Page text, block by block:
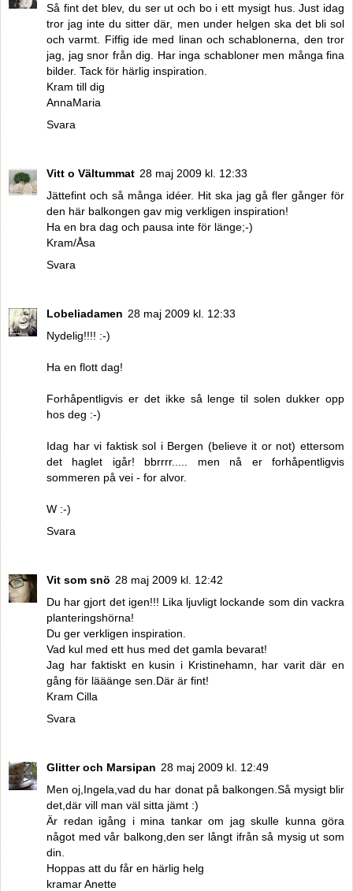
Så fint det blev, du ser ut och bo i ett mysigt hus. Just idag
tror jag inte du sitter där, men under helgen ska det bli sol
och varmt. Fiffig ide med linan och schablonerna, den tror
jag, jag snor från dig. Har inga schabloner men många fina
bilder. Tack för härlig inspiration.
Kram till dig
AnnaMaria
Svara
Vitt o Vältummat 28 maj 2009 kl. 12:33
Jättefint och så många idéer. Hit ska jag gå fler gånger för
den här balkongen gav mig verkligen inspiration!
Ha en bra dag och pausa inte för länge;-)
Kram/Åsa
Svara
Lobeliadamen 28 maj 2009 kl. 12:33
Nydelig!!!! :-)
Ha en flott dag!
Forhåpentligvis er det ikke så lenge til solen dukker opp
hos deg :-)
Idag har vi faktisk sol i Bergen (believe it or not) ettersom
det haglet igår! bbrrrr..... men nå er forhåpentligvis
sommeren på vei - for alvor.
W :-)
Svara
Vit som snö 28 maj 2009 kl. 12:42
Du har gjort det igen!!! Lika ljuvligt lockande som din vackra
planteringshörna!
Du ger verkligen inspiration.
Vad kul med ett hus med det gamla bevarat!
Jag har faktiskt en kusin i Kristinehamn, har varit där en
gång för lääänge sen.Där är fint!
Kram Cilla
Svara
Glitter och Marsipan 28 maj 2009 kl. 12:49
Men oj,Ingela,vad du har donat på balkongen.Så mysigt blir
det,där vill man väl sitta jämt :)
Är redan igång i mina tankar om jag skulle kunna göra
något med vår balkong,den ser långt ifrån så mysig ut som
din.
Hoppas att du får en härlig helg
kramar Anette